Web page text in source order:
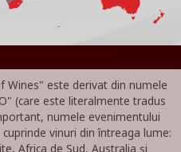
este derivat din numele
(care este literalmente tradus
numele evenimentului
vinuri din întreaga lume:
Africa de Sud, Australia și